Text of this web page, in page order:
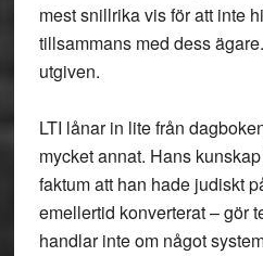
mest snillrika vis för att inte
tillsammans med dess
utgiven.
LTI lånar in lite från
mycket annat. Hans
faktum att han hade judiskt
emellertid konverterat – gör
handlar inte om något